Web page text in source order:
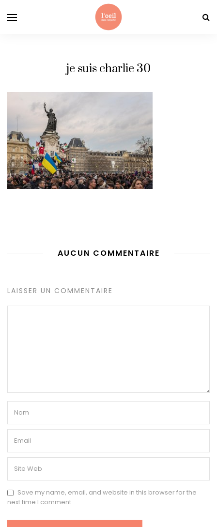
je suis charlie 30
AUCUN COMMENTAIRE
LAISSER UN COMMENTAIRE
Save my name, email, and website in this browser for the
next time I comment.